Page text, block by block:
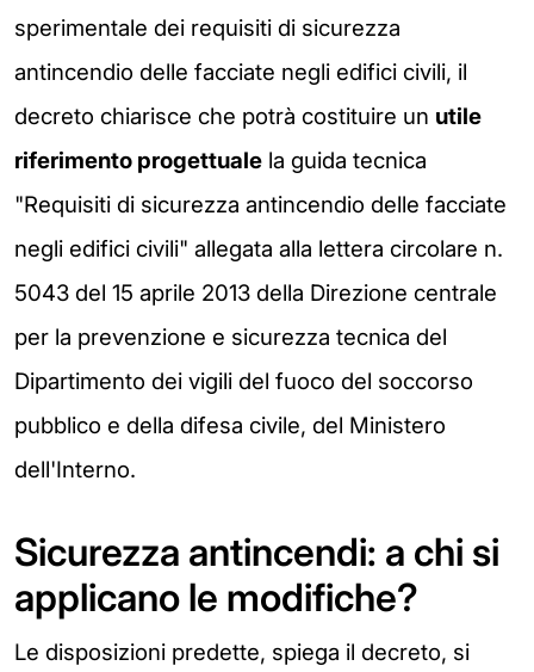
sperimentale dei requisiti di sicurezza
antincendio delle facciate negli edifici civili, il
decreto chiarisce che potrà costituire un utile
riferimento progettuale la guida tecnica
"Requisiti di sicurezza antincendio delle facciate
negli edifici civili" allegata alla lettera circolare n.
5043 del 15 aprile 2013 della Direzione centrale
per la prevenzione e sicurezza tecnica del
Dipartimento dei vigili del fuoco del soccorso
pubblico e della difesa civile, del Ministero
dell'Interno.
Sicurezza antincendi: a chi si
applicano le modifiche?
Le disposizioni predette, spiega il decreto, si